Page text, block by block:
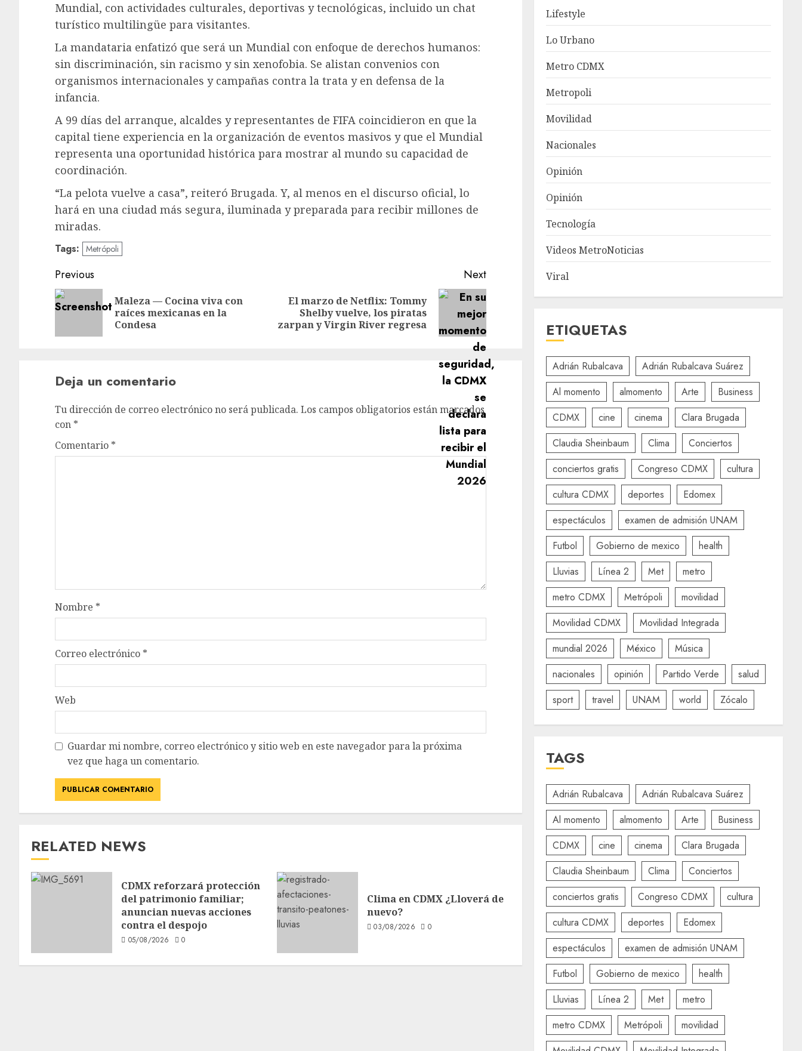
Mundial, con actividades culturales, deportivas y tecnológicas, incluido un chat
turístico multilingüe para visitantes.
La mandataria enfatizó que será un Mundial con enfoque de derechos humanos:
sin discriminación, sin racismo y sin xenofobia. Se alistan convenios con
organismos internacionales y campañas contra la trata y en defensa de la
infancia.
A 99 días del arranque, alcaldes y representantes de FIFA coincidieron en que la
capital tiene experiencia en la organización de eventos masivos y que el Mundial
representa una oportunidad histórica para mostrar al mundo su capacidad de
coordinación.
“La pelota vuelve a casa”, reiteró Brugada. Y, al menos en el discurso oficial, lo
hará en una ciudad más segura, iluminada y preparada para recibir millones de
miradas.
Tags: Metrópoli
Post
navigation
Previous
Previous
post:
Maleza — Cocina viva con
raíces mexicanas en la
Condesa
Next
Next
post:
El marzo de Netflix: Tommy
Shelby vuelve, los piratas
zarpan y Virgin River regresa
Deja un comentario
Tu dirección de correo electrónico no será publicada. Los campos obligatorios están marcados
con *
Comentario *
Nombre *
Correo electrónico *
Web
Guardar mi nombre, correo electrónico y sitio web en este navegador para la próxima
vez que haga un comentario.
RELATED NEWS
CDMX reforzará protección
del patrimonio familiar;
anuncian nuevas acciones
contra el despojo
05/08/2026 0
Clima en CDMX ¿Lloverá de
nuevo?
03/08/2026 0
Lifestyle
Lo Urbano
Metro CDMX
Metropoli
Movilidad
Nacionales
Opinión
Opinión
Tecnología
Videos MetroNoticias
Viral
ETIQUETAS
Adrián Rubalcava
Adrián Rubalcava Suárez
Al momento
almomento Arte
Business
CDMX
cine cinema
Clara Brugada
Claudia Sheinbaum
Clima
Conciertos
conciertos gratis
Congreso CDMX
cultura
cultura CDMX
deportes
Edomex
espectáculos
examen de admisión UNAM
Futbol
Gobierno de mexico
health
Lluvias
Línea 2 Met
metro
metro CDMX
Metrópoli
movilidad
Movilidad CDMX
Movilidad Integrada
mundial 2026
México
Música
nacionales
opinión Partido Verde
salud
sport
travel UNAM world Zócalo
TAGS
Adrián Rubalcava
Adrián Rubalcava Suárez
Al momento
almomento Arte
Business
CDMX
cine cinema
Clara Brugada
Claudia Sheinbaum
Clima
Conciertos
conciertos gratis
Congreso CDMX
cultura
cultura CDMX
deportes
Edomex
espectáculos
examen de admisión UNAM
Futbol
Gobierno de mexico
health
Lluvias
Línea 2 Met
metro
metro CDMX
Metrópoli
movilidad